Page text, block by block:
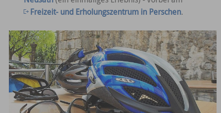
Freizeit- und Erholungszentrum in Perschen.